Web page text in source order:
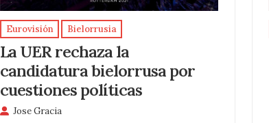
Eurovisión Bielorrusia
La UER rechaza la
candidatura bielorrusa por
cuestiones políticas
Jose Gracia